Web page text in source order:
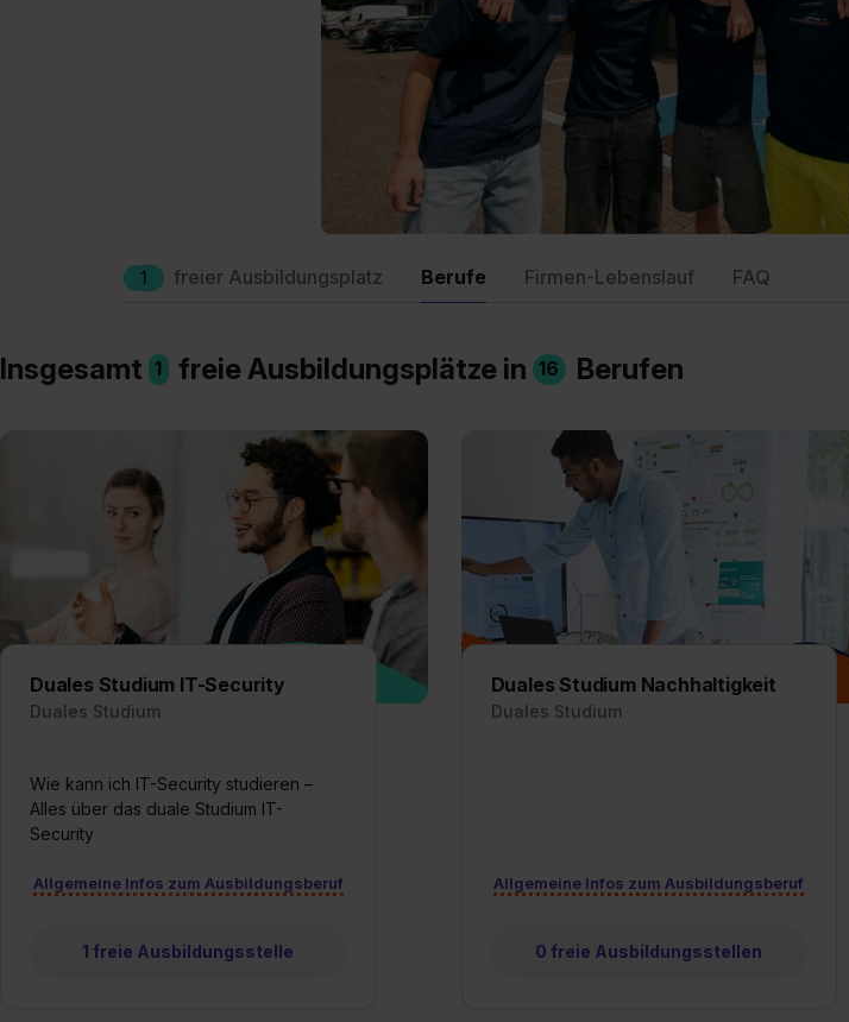
1 freier Ausbildungsplatz Berufe Firmen-Lebenslauf FAQ
Insgesamt 1 freie Ausbildungsplätze in 16 Berufen
Duales Studium IT-Security
Duales Studium
Wie kann ich IT-Security studieren –
Alles über das duale Studium IT-
Security
Allgemeine Infos zum Ausbildungsberuf
1 freie Ausbildungsstelle
Duales Studium Nachhaltigkeit
Duales Studium
Allgemeine Infos zum Ausbildungsberuf
0 freie Ausbildungsstellen